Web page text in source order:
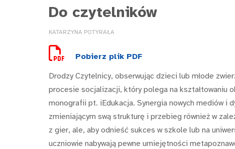
Do czytelników
KATARZYNA POTYRAŁA
Pobierz plik PDF
Drodzy Czytelnicy, obserwując dzieci lub młode
procesie socjalizacji, który polega na kształtowaniu
monografii pt. iEdukacja. Synergia nowych mediów i
zmieniającym swą strukturę i przebieg również w
z gier, ale, aby odnieść sukces w szkole lub na
uczniowie nabywają pewne umiejętności